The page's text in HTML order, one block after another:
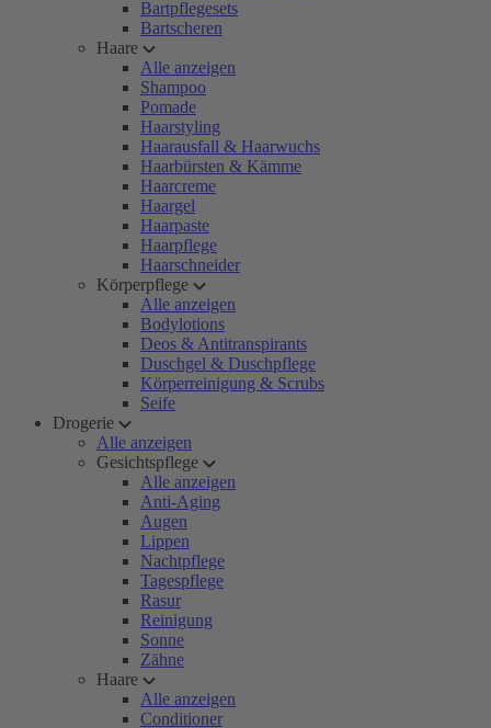
Bartpflegesets
Bartscheren
Haare
Alle anzeigen
Shampoo
Pomade
Haarstyling
Haarausfall & Haarwuchs
Haarbürsten & Kämme
Haarcreme
Haargel
Haarpaste
Haarpflege
Haarschneider
Körperpflege
Alle anzeigen
Bodylotions
Deos & Antitranspirants
Duschgel & Duschpflege
Körperreinigung & Scrubs
Seife
Drogerie
Alle anzeigen
Gesichtspflege
Alle anzeigen
Anti-Aging
Augen
Lippen
Nachtpflege
Tagespflege
Rasur
Reinigung
Sonne
Zähne
Haare
Alle anzeigen
Conditioner